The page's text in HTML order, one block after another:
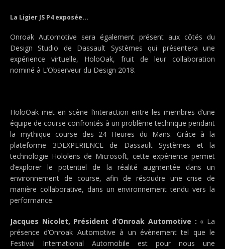
La Ligier JS P4 exposée...
Onroak Automotive sera également présent aux côtés du
Design Studio de Dassault Systèmes qui présentera une
expérience virtuelle, HoloOak, fruit de leur collaboration
nominé à L’Observeur du Design 2018.
HoloOak met en scène l’interaction entre les membres d’une
équipe de course confrontés à un problème technique pendant
la mythique course des 24 Heures du Mans. Grâce à la
plateforme 3DEXPERIENCE de Dassault Systèmes et la
technologie Hololens de Microsoft, cette expérience permet
d’explorer le potentiel de la réalité augmentée dans un
environnement de course, afin de résoudre une crise de
manière collaborative, dans un environnement tendu vers la
performance.
Jacques Nicolet, Président d’Onroak Automotive : « La
présence d’Onroak Automotive à un évènement tel que le
Festival International Automobile est pour nous une